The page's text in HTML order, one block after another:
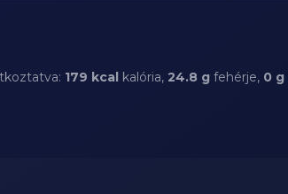
179 kcal kalória, 24.8 g fehérje, 0 g